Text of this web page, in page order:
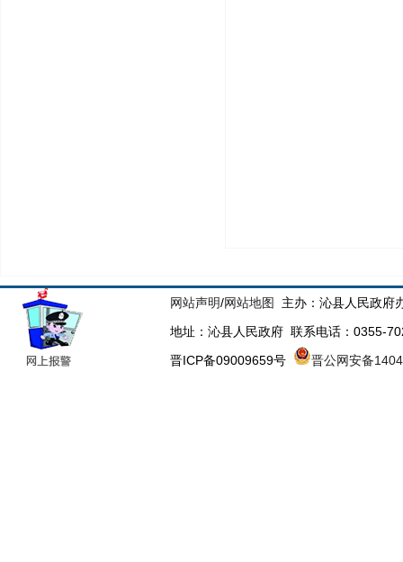
网站声明/网站地图
主办：沁县人民政府
地址：沁县人民政府 联系电话：0355-
晋ICP备09009659号
晋公网安备